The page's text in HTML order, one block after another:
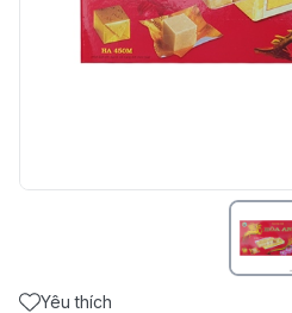
Yêu thích